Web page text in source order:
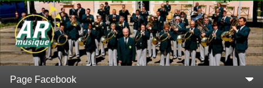
L'Alerte de Replonges
BATTERIE-FANFARE SITUÉE À REPLONGES (AIN)